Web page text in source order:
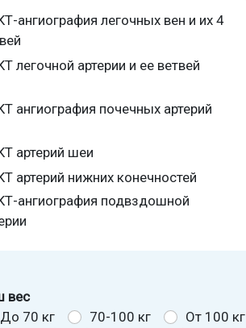
ангиография легочных вен и их 4
легочной артерии и ее ветвей
ангиография почечных артерий
артерий шеи
артерий нижних конечностей
ангиография подвздошной
вес
До 70 кг
70-100 кг От 100 кг